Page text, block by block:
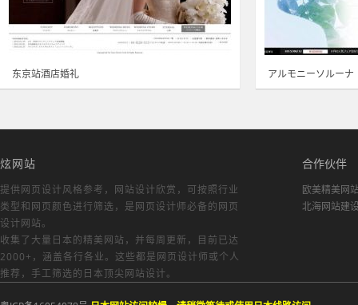
东京站酒店婚礼 アルモニーソルーナ
炫网站
提供网页设计风格参考， 网站设计欣赏 ，可按照行业
类型和网页颜色进行筛选，是网页设计师必备的网页
设计网站。
收集了大量日本的精美网站，并每周更新，目前已达
2000+，涵盖各行各业。这些都是网页设计师或个人
推荐，手工筛选的日本顶尖网站设计。
合作伙伴
欧美精美网
北海网站建